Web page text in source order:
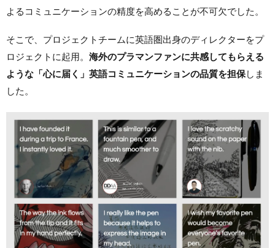
よるコミュニケーションの精度を高めることが不可欠でした。
そこで、プロジェクトチームに英語圏出身のディレクターをプ
ロジェクトに起用。 海外のプラマンファンに共感してもらえる
ような「心に届く」英語コミュニケーションの品質を担保しま
した。